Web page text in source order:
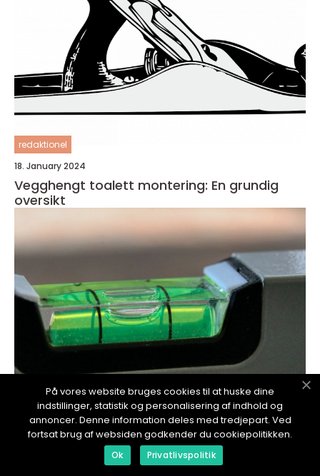
redaktionel
18. January 2024
Vegghengt toalett montering: En grundig
oversikt
redaktionel
17. January 2024
Stålpipe montering: En grundig oversikt og
På vores website bruges cookies til at huske dine
indstillinger, statistik og personalisering af indhold og
annoncer. Denne information deles med tredjepart. Ved
fortsat brug af websiden godkender du cookiepolitikken.
Ok Privatlivspolitik